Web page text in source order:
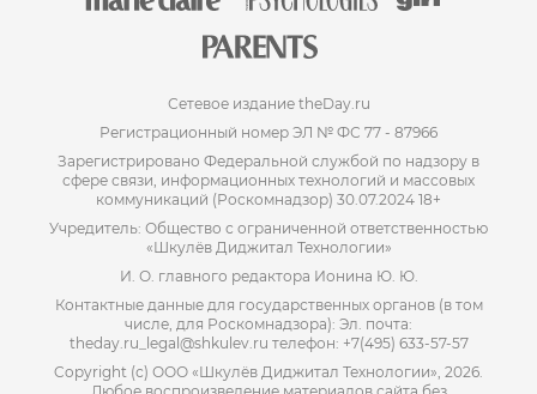
Сетевое издание theDay.ru
Регистрационный номер ЭЛ № ФС 77 - 87966
Зарегистрировано Федеральной службой по надзору в
сфере связи, информационных технологий и массовых
коммуникаций (Роскомнадзор) 30.07.2024 18+
Учредитель: Общество с ограниченной ответственностью
«Шкулёв Диджитал Технологии»
И. О. главного редактора Ионина Ю. Ю.
Контактные данные для государственных органов (в том
числе, для Роскомнадзора): Эл. почта:
theday.ru_legal@shkulev.ru телефон: +7(495) 633-57-57
Copyright (с) ООО «Шкулёв Диджитал Технологии», 2026.